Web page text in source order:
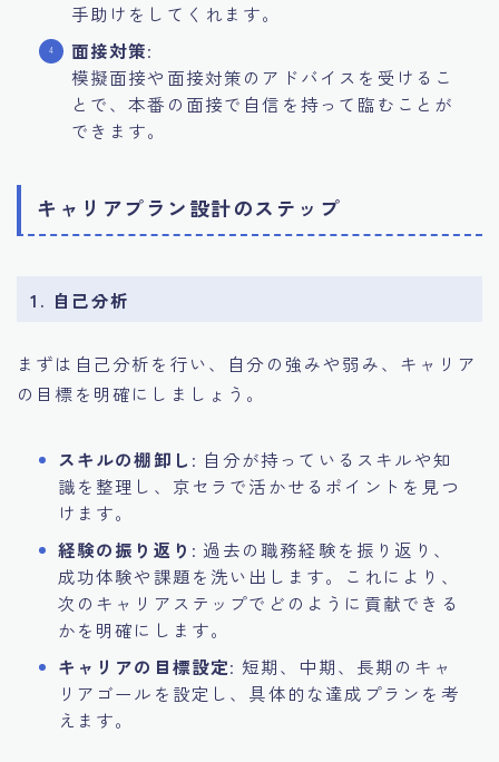
手助けをしてくれます。
面接対策:
模擬面接や面接対策のアドバイスを受けるこ
とで、本番の面接で自信を持って臨むことが
できます。
キャリアプラン設計のステップ
1. 自己分析
まずは自己分析を行い、自分の強みや弱み、キャリア
の目標を明確にしましょう。
スキルの棚卸し : 自分が持っているスキルや知
識を整理し、京セラで活かせるポイントを見つ
けます。
経験の振り返り : 過去の職務経験を振り返り、
成功体験や課題を洗い出します。これにより、
次のキャリアステップでどのように貢献できる
かを明確にします。
キャリアの目標設定: 短期、中期、長期のキャ
リアゴールを設定し、具体的な達成プランを考
えます。